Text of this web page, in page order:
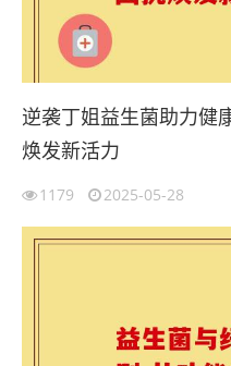
逆袭丁姐益生菌助力健
焕发新活力
1179 2025-05-28